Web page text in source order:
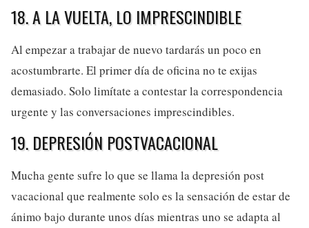
18. A LA VUELTA, LO IMPRESCINDIBLE
Al empezar a trabajar de nuevo tardarás un poco en
acostumbrarte. El primer día de oficina no te exijas
demasiado. Solo limítate a contestar la correspondencia
urgente y las conversaciones imprescindibles.
19. DEPRESIÓN POSTVACACIONAL
Mucha gente sufre lo que se llama la depresión post
vacacional que realmente solo es la sensación de estar de
ánimo bajo durante unos días mientras uno se adapta al